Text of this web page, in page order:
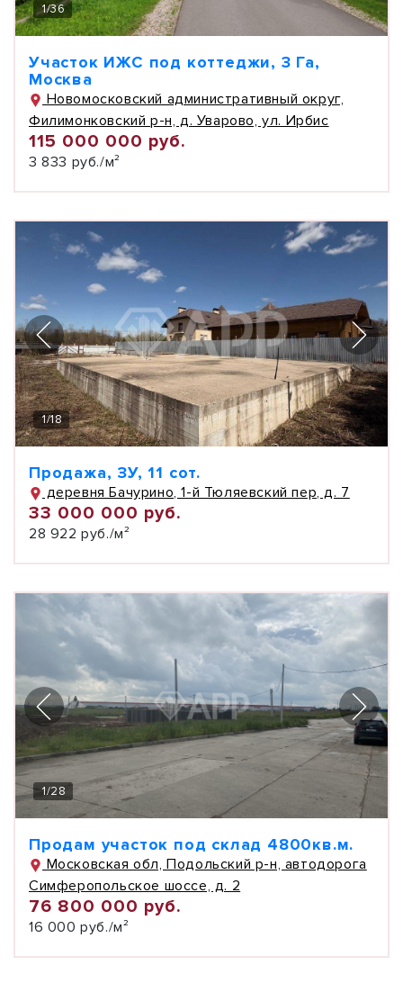
1/36
Участок ИЖС под коттеджи, 3 Га,
Москва
Новомосковский административный округ,
Филимонковский р-н, д. Уварово, ул. Ирбис
115 000 000 руб.
3 833 руб./м²
1/18
Продажа, ЗУ, 11 сот.
деревня Бачурино, 1-й Тюляевский пер, д. 7
33 000 000 руб.
28 922 руб./м²
1/28
Продам участок под склад 4800кв.м.
Московская обл, Подольский р-н, автодорога
Симферопольское шоссе, д. 2
76 800 000 руб.
16 000 руб./м²